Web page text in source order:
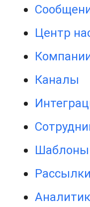
Центр
Каналы
Шаблоны
Рассылки